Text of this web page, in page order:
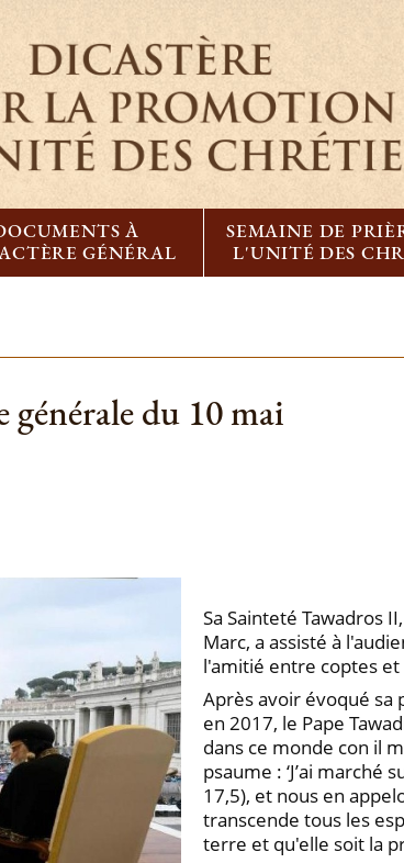
À
GÉNÉRAL
SEMAINE DE
L'UNITÉ DES
générale du 10 mai
Sa Sainteté Tawadros
Marc, a assisté à
l'amitié entre coptes et
Après avoir évoqué sa
en 2017, le Pape
dans ce monde con il
psaume : ‘J’ai marché
17,5), et nous en
transcende tous les
terre et qu'elle soit la